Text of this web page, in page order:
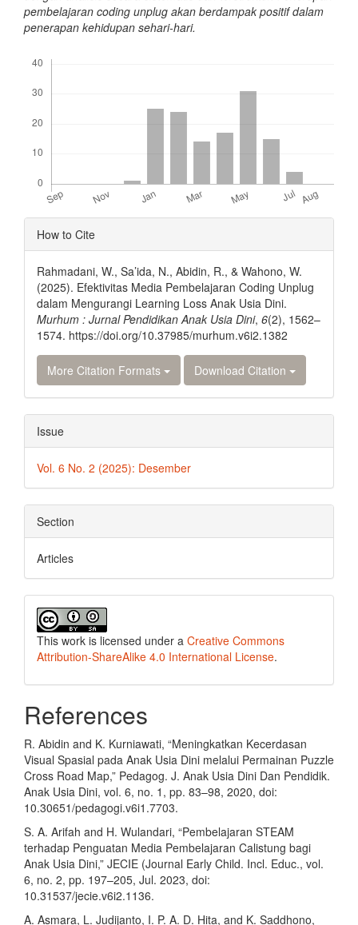
pembelajaran coding unplug akan berdampak positif dalam
penerapan kehidupan sehari-hari.
Article
Details
How to Cite
Rahmadani, W., Sa’ida, N., Abidin, R., & Wahono, W.
(2025). Efektivitas Media Pembelajaran Coding Unplug
dalam Mengurangi Learning Loss Anak Usia Dini.
Murhum : Jurnal Pendidikan Anak Usia Dini, 6(2), 1562–
1574. https://doi.org/10.37985/murhum.v6i2.1382
More Citation Formats Download Citation
Issue
Vol. 6 No. 2 (2025): Desember
Section
Articles
This work is licensed under a Creative Commons
Attribution-ShareAlike 4.0 International License.
References
R. Abidin and K. Kurniawati, “Meningkatkan Kecerdasan
Visual Spasial pada Anak Usia Dini melalui Permainan Puzzle
Cross Road Map,” Pedagog. J. Anak Usia Dini Dan Pendidik.
Anak Usia Dini, vol. 6, no. 1, pp. 83–98, 2020, doi:
10.30651/pedagogi.v6i1.7703.
S. A. Arifah and H. Wulandari, “Pembelajaran STEAM
terhadap Penguatan Media Pembelajaran Calistung bagi
Anak Usia Dini,” JECIE (Journal Early Child. Incl. Educ., vol.
6, no. 2, pp. 197–205, Jul. 2023, doi:
10.31537/jecie.v6i2.1136.
A. Asmara, L. Judijanto, I. P. A. D. Hita, and K. Saddhono,